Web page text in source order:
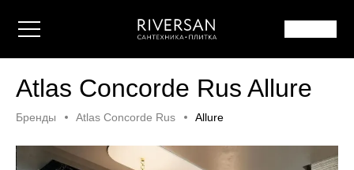
Atlas Concorde Rus Allure
Бренды Atlas Concorde Rus Allure